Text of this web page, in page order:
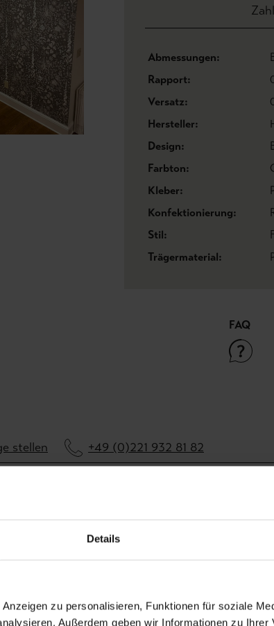
Details
zu personalisieren, Funktionen für soziale
Außerdem geben wir Informationen zu Ihrer
Abmessungen:
Rapport:
Versatz:
Hersteller:
Design:
Farbton:
Kleber:
Konfektionierung:
Stil:
Trägermaterial:
FAQ
stellen +49 (0)221 932 81 82